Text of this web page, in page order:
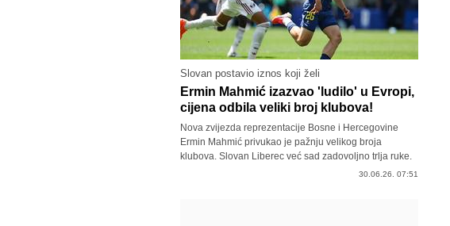
Slovan postavio iznos koji želi
Ermin Mahmić izazvao 'ludilo' u Evropi,
cijena odbila veliki broj klubova!
Nova zvijezda reprezentacije Bosne i Hercegovine
Ermin Mahmić privukao je pažnju velikog broja
klubova. Slovan Liberec već sad zadovoljno trlja ruke.
30.06.26. 07:51